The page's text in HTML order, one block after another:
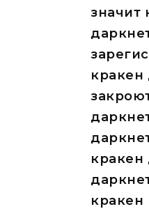
значит
кракен
кракен
кракен